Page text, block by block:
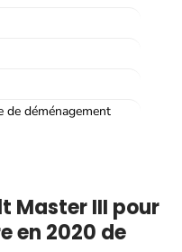
de déménagement
Master III pour
en 2020 de